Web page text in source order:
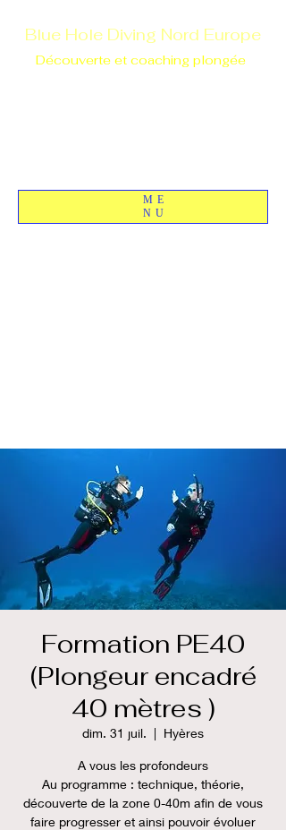
Blue Hole Diving Nord Europe
Découverte et coaching plongée
ME
NU
Formation PE40
(Plongeur encadré
40 mètres )
dim. 31 juil.
  |
Hyères
A vous les profondeurs
Au programme : technique, théorie,
découverte de la zone 0-40m afin de vous
faire progresser et ainsi pouvoir évoluer